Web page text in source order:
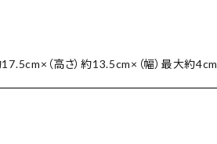
（高さ）約13.5cm×（幅）最大約4cm